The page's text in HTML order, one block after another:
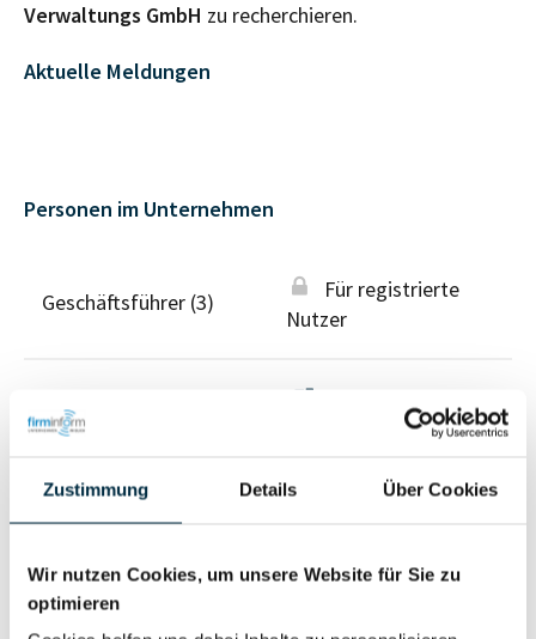
Zustimmung Details Über Cookies
Wir nutzen Cookies, um unsere Website für Sie zu
optimieren
Verwaltungs GmbH zu recherchieren.
Aktuelle Meldungen
Personen im Unternehmen
Geschäftsführer (3)
Für registrierte
Nutzer
Wirtschaftlich
Berechtigter
Vollständiges
Unternehmensprofil
Eigentums- und Kontrollstruktur